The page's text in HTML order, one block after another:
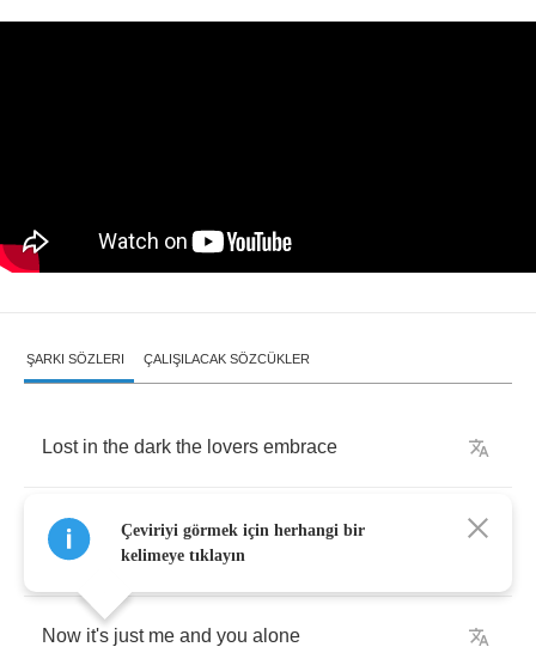
ŞARKI SÖZLERI ÇALIŞILACAK SÖZCÜKLER
Lost in the dark the lovers embrace
As the last song plays,everyone makes
home
Now it's just me and you alone
Çeviriyi görmek için herhangi bir
kelimeye tıklayın